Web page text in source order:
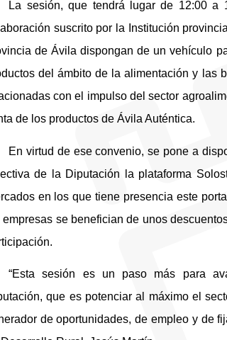
La sesión, que tendrá lugar de 12:00 a
suscrito por la Institución
de Ávila dispongan de un vehículo
del ámbito de la alimentación y las
con el impulso del sector
de los productos de Ávila Auténtica.
En virtud de ese convenio, se pone a
de la Diputación la plataforma
en los que tiene presencia este
empresas se benefician de unos
“Esta sesión es un paso más para
que es potenciar al máximo el
de oportunidades, de empleo y de